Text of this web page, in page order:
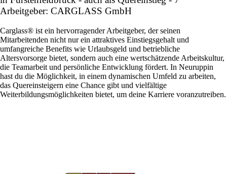
Arbeitgeber: CARGLASS GmbH
Carglass® ist ein hervorragender Arbeitgeber, der seinen
Mitarbeitenden nicht nur ein attraktives Einstiegsgehalt und
umfangreiche Benefits wie Urlaubsgeld und betriebliche
Altersvorsorge bietet, sondern auch eine wertschätzende Arbeitskultur,
die Teamarbeit und persönliche Entwicklung fördert. In Neuruppin
hast du die Möglichkeit, in einem dynamischen Umfeld zu arbeiten,
das Quereinsteigern eine Chance gibt und vielfältige
Weiterbildungsmöglichkeiten bietet, um deine Karriere voranzutreiben.